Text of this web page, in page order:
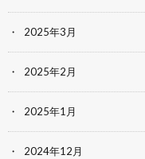
2025年3月
2025年2月
2025年1月
2024年12月